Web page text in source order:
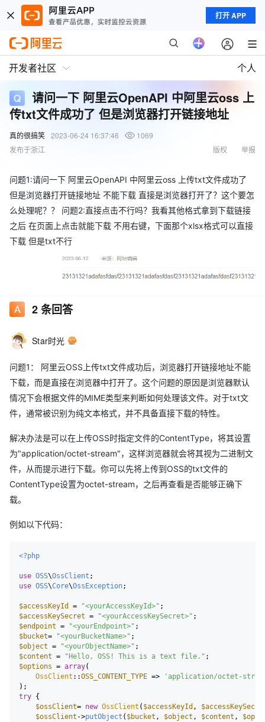
打开 APP
开发者社区 个人
请问一下 阿里云OpenAPI 中阿里云oss 上
传txt文件成功了 但是浏览器打开链接地址
真的很搞笑 2023-06-24 16:37:46
1069
发布于浙江
举报
版权
问题1:请问一下 阿里云OpenAPI 中阿里云oss 上传txt文件成功了
但是浏览器打开链接地址 不能下载 直接是浏览器打开了？这个要怎
么处理呢？？ 问题2:直接点击不行吗？我看其他格式拿到下载链接
之后 在页面上点击就能下载 不用右键，下面那个xlsx格式可以直接
下载 但是txt不行
2条回答
Star时光
问题1： 阿里云OSS上传txt文件成功后，浏览器打开链接地址不能
下载，而是直接在浏览器中打开了。这个问题的原因是浏览器默认
情况下会根据文件的MIME类型来判断如何处理该文件。对于txt文
件，通常被识别为纯文本格式，并不具备直接下载的特性。
解决办法是可以在上传OSS时指定文件的ContentType，将其设置
为"application/octet-stream"，这样浏览器就会将其视为二进制文
件，从而提示进行下载。你可以先将上传到OSS的txt文件的
ContentType设置为octet-stream，之后再查看是否能够正确下
载。
例如以下代码：
<?php
use OSS\OssClient
use OSS\Core\OssException;
$accessKeyId = "<yourAccessKeyId>"
$accessKeySecret = "<yourAccessKeySecret>"
$endpoint = "<yourEndpoint>"
$bucket= "<yourBucketName>"
$object = "<yourObjectName>"
$content = "Hello, OSS! This is a text file."
$options = array(
OssClient ::OSS_CONTENT_TYPE =>
'application/octet-
try {
$ossClient= new OssClient ( $accessKeyId ,
$ossClient ->putObject ( $bucket , $object , $content ,